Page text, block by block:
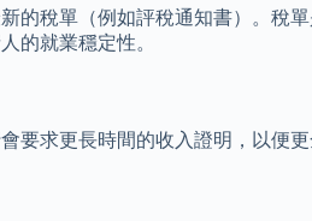
的稅單（例如評稅通知書）。
的就業穩定性。
求更長時間的收入證明，以便更